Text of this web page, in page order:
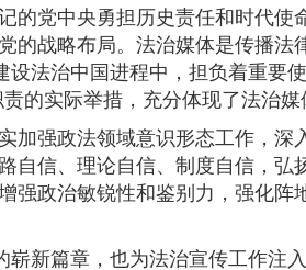
党中央勇担历史责任和时代使
战略布局。法治媒体是传播
法治中国进程中，担负着重要
的实际举措，充分体现了法治媒
强政法领域意识形态工作，深
信、理论自信、制度自信，
政治敏锐性和鉴别力，强化
新篇章，也为法治宣传工作注